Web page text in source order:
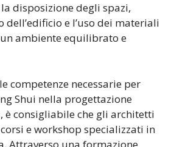
disposizione degli spazi,
dell’edificio e l’uso dei materiali
ambiente equilibrato e
competenze necessarie per
Shui nella progettazione
è consigliabile che gli architetti
e workshop specializzati in
Attraverso una formazione